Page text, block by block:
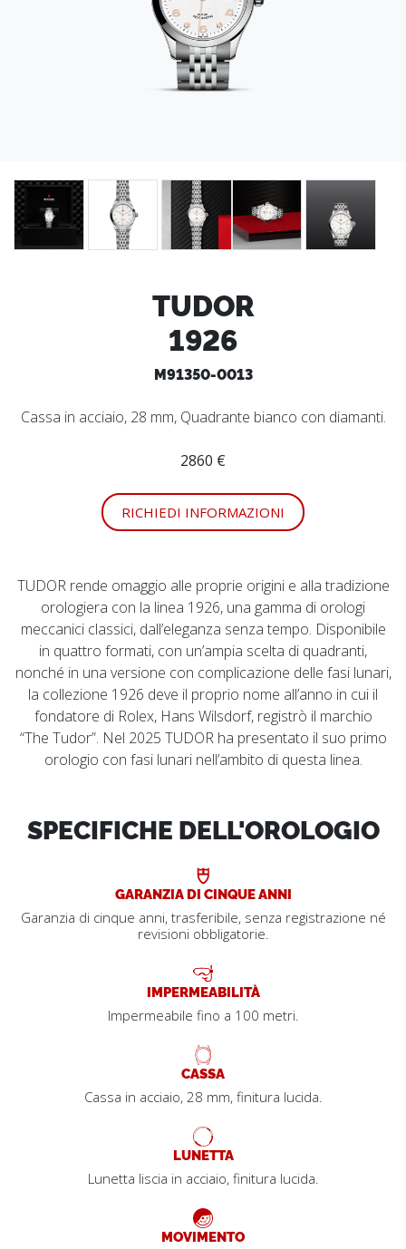
TUDOR
1926
M91350-0013
Cassa in acciaio, 28 mm, Quadrante bianco con diamanti.
2860 €
RICHIEDI INFORMAZIONI
TUDOR rende omaggio alle proprie origini e alla tradizione
orologiera con la linea 1926, una gamma di orologi
meccanici classici, dall’eleganza senza tempo. Disponibile
in quattro formati, con un’ampia scelta di quadranti,
nonché in una versione con complicazione delle fasi lunari,
la collezione 1926 deve il proprio nome all’anno in cui il
fondatore di Rolex, Hans Wilsdorf, registrò il marchio
“The Tudor”. Nel 2025 TUDOR ha presentato il suo primo
orologio con fasi lunari nell’ambito di questa linea.
SPECIFICHE DELL'OROLOGIO
GARANZIA DI CINQUE ANNI
Garanzia di cinque anni, trasferibile, senza registrazione né
revisioni obbligatorie.
IMPERMEABILITÀ
Impermeabile fino a 100 metri.
CASSA
Cassa in acciaio, 28 mm, finitura lucida.
LUNETTA
Lunetta liscia in acciaio, finitura lucida.
MOVIMENTO